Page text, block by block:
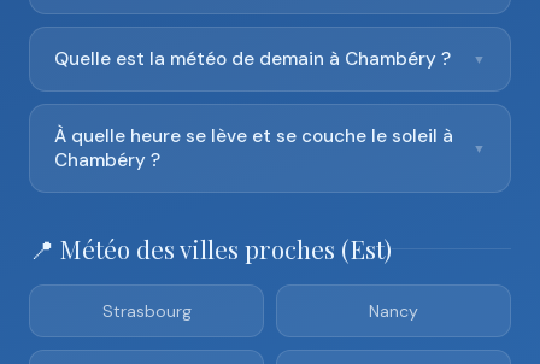
Quelle est la météo de demain à Chambéry ? ▼
À quelle heure se lève et se couche le soleil à
Chambéry ?
▼
📍 Météo des villes proches (Est)
Strasbourg Nancy